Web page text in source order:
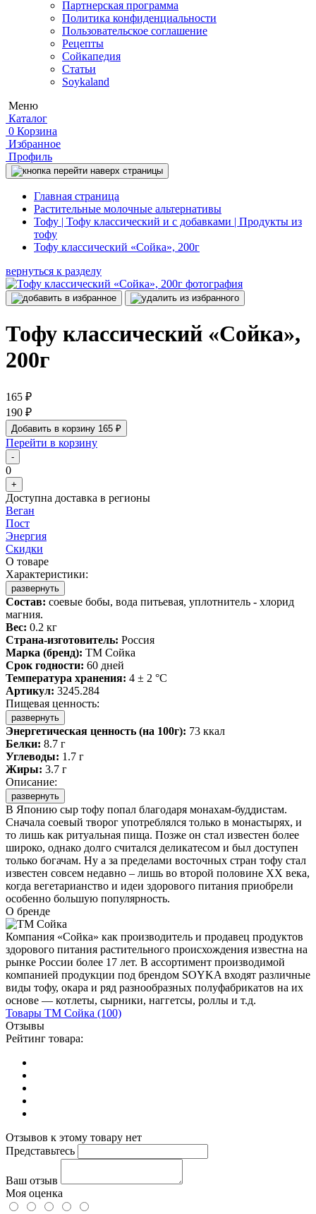
Партнерская программа
Политика конфиденциальности
Пользовательское соглашение
Рецепты
Сойкапедия
Статьи
Soykaland
Меню
Каталог
0 Корзина
Избранное
Профиль
Главная страница
Растительные молочные альтернативы
Тофу | Тофу классический и с добавками | Продукты из
тофу
Тофу классический «Сойка», 200г
вернуться к разделу
Тофу классический «Сойка»,
200г
165 ₽
190 ₽
Добавить в корзину 165 ₽
Перейти в корзину
-
0
+
Доступна доставка в регионы
Веган
Пост
Энергия
Скидки
О товаре
Характеристики:
развернуть
Состав: соевые бобы, вода питьевая, уплотнитель - хлорид
магния.
Вес: 0.2 кг
Страна-изготовитель: Россия
Марка (бренд): ТМ Сойка
Срок годности: 60 дней
Температура хранения: 4 ± 2 °C
Артикул: 3245.284
Пищевая ценность:
развернуть
Энергетическая ценность (на 100г): 73 ккал
Белки: 8.7 г
Углеводы: 1.7 г
Жиры: 3.7 г
Описание:
развернуть
В Японию сыр тофу попал благодаря монахам-буддистам.
Сначала соевый творог употреблялся только в монастырях, и
то лишь как ритуальная пища. Позже он стал известен более
широко, однако долго считался деликатесом и был доступен
только богачам. Ну а за пределами восточных стран тофу стал
известен совсем недавно – лишь во второй половине XX века,
когда вегетарианство и идеи здорового питания приобрели
особенно большую популярность.
О бренде
Компания «Сойка» как производитель и продавец продуктов
здорового питания растительного происхождения известна на
рынке России более 17 лет. В ассортимент производимой
компанией продукции под брендом SOYKA входят различные
виды тофу, окара и ряд разнообразных полуфабрикатов на их
основе — котлеты, сырники, наггетсы, роллы и т.д.
Товары ТМ Сойка (100)
Отзывы
Рейтинг товара:
Отзывов к этому товару нет
Представьтесь
Ваш отзыв
Моя оценка